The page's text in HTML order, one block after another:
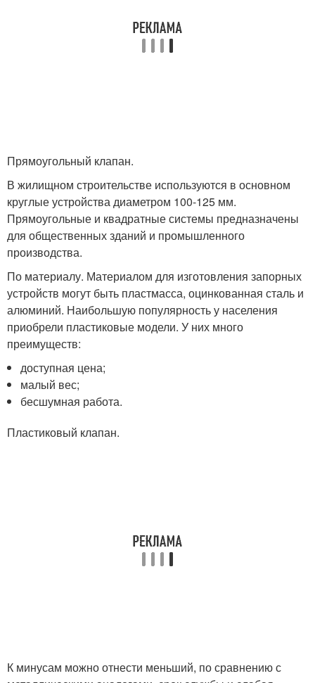
Прямоугольный клапан.
В жилищном строительстве используются в основном
круглые устройства диаметром 100-125 мм.
Прямоугольные и квадратные системы предназначены
для общественных зданий и промышленного
производства.
По материалу. Материалом для изготовления запорных
устройств могут быть пластмасса, оцинкованная сталь и
алюминий. Наибольшую популярность у населения
приобрели пластиковые модели. У них много
преимуществ:
доступная цена;
малый вес;
бесшумная работа.
Пластиковый клапан.
К минусам можно отнести меньший, по сравнению с